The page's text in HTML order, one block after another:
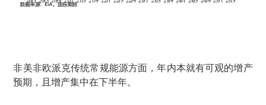
非美非欧派克传统常规能源方面，年内本就有可观的增产
预期，且增产集中在下半年。